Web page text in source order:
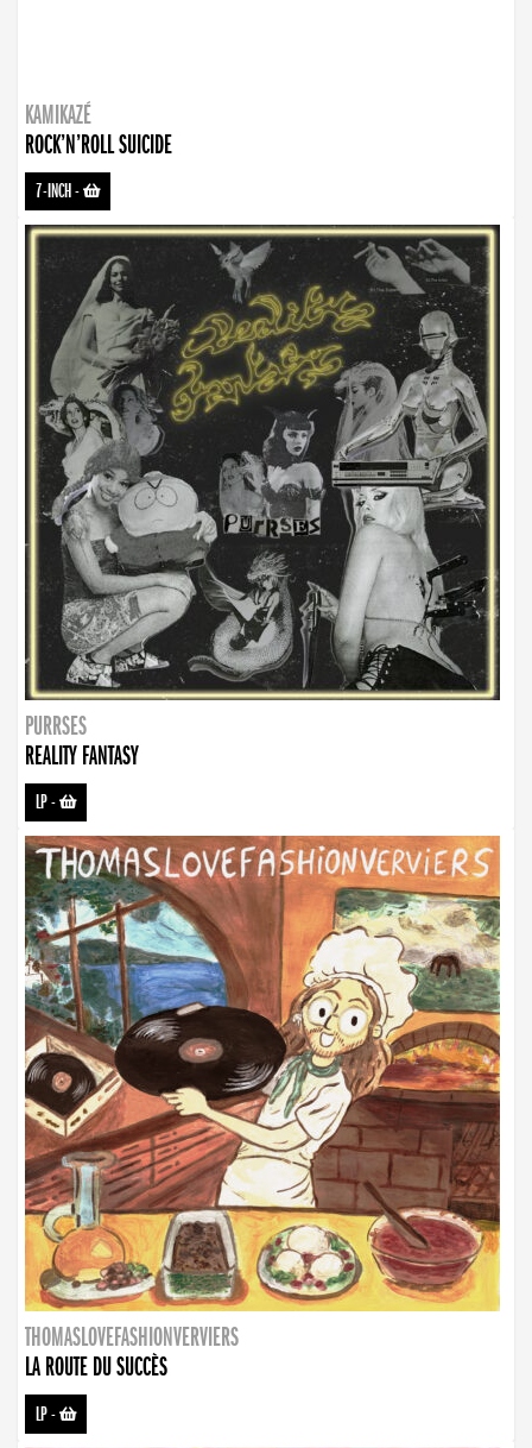
KAMIKAZÉ
ROCK’N’ROLL SUICIDE
7-INCH-
PURRSES
REALITY FANTASY
LP-
THOMASLOVEFASHIONVERVIERS
LA ROUTE DU SUCCÈS
LP-